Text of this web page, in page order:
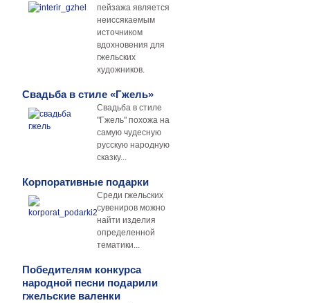
пейзажа является
неиссякаемым
источником
вдохновения для
гжельских
художников.
Свадьба в стиле «Гжель»
Свадьба в стиле
"Гжель" похожа на
самую чудесную
русскую народную
сказку...
Корпоративные подарки
Среди гжельских
сувениров можно
найти изделия
определенной
тематики...
Победителям конкурса
народной песни подарили
гжельские валенки